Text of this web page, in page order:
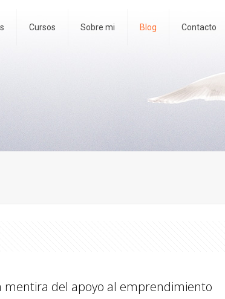
Cursos Sobre mi Blog Contacto
mentira del apoyo al emprendimiento